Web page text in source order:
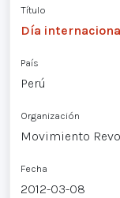
Título
Día
País
Perú
Organización
Movimiento
Fecha
2012-03-08